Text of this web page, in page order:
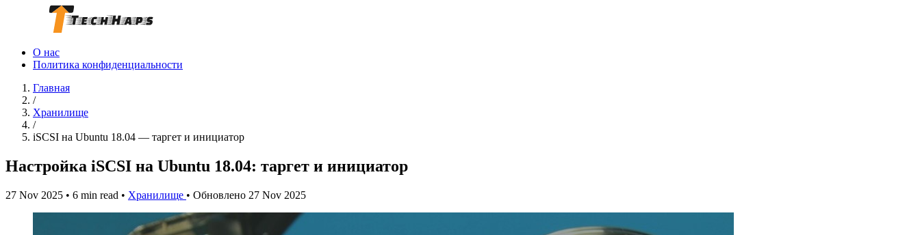
О нас
Политика конфиденциальности
Главная
/
Хранилище
/
iSCSI на Ubuntu 18.04 — таргет и инициатор
Настройка iSCSI на Ubuntu 18.04: таргет и инициатор
27 Nov 2025 • 6 min read • Хранилище • Обновлено 27 Nov 2025